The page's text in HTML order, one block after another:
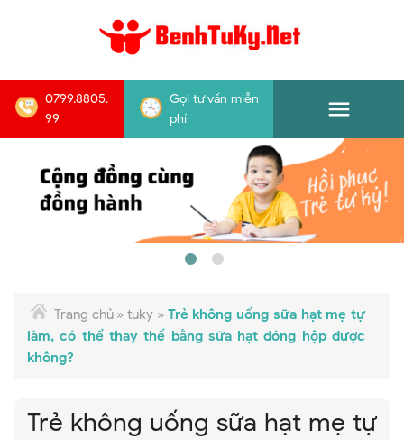
0799.8805.
99
Gọi tư vấn miễn
phí
Trang chủ»tuky » Trẻ không uống sữa hạt mẹ tự
làm, có thể thay thế bằng sữa hạt đóng hộp được
không?
Trẻ không uống sữa hạt mẹ tự